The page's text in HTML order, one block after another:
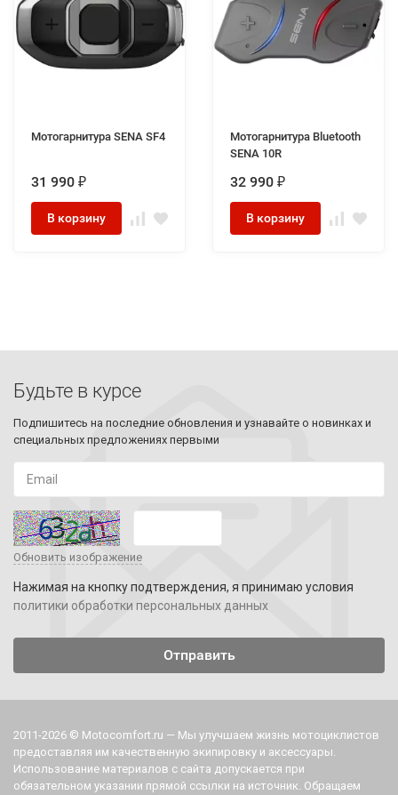
Мотогарнитура SENA SF4
31 990 ₽
В корзину
Мотогарнитура Bluetooth
SENA 10R
32 990 ₽
В корзину
Будьте в курсе
Подпишитесь на последние обновления и узнавайте о новинках и
специальных предложениях первыми
Обновить изображение
Нажимая на кнопку подтверждения, я принимаю условия
политики обработки персональных данных
2011-2026 © Motocomfort.ru — Мы улучшаем жизнь мотоциклистов
предоставляя им качественную экипировку и аксессуары.
Использование материалов с сайта допускается при
обязательном указании прямой ссылки на источник. Обращаем